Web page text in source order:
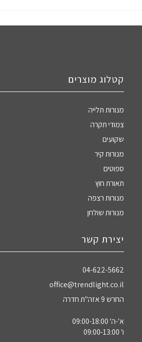
קטלוג מוצרים
מנורות תלייה
צמודי תקרה
שקועים
מנורות קיר
ספוטים
תאורת חוץ
מנורות רצפה
מנורות שולחן
יצירת קשר
04-622-5662‏
office@trendlight.co.il
החרש 9 אזה"ת חדרה
א'-ה' 09:00-18:00
ו' 09:00-13:00